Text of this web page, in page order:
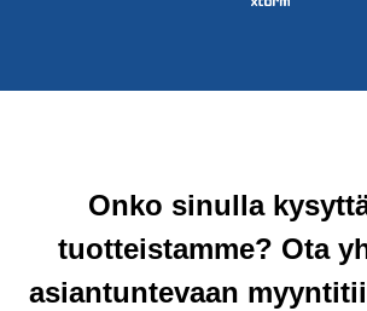
Onko sinulla
tuotteistamme? Ota
asiantuntevaan